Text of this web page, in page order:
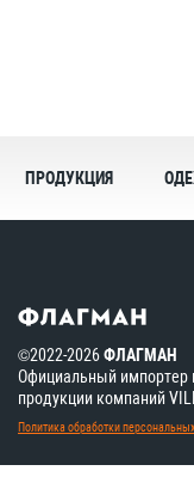
ПРОДУКЦИЯ
©2022-2026ФЛАГМАН
Официальный импортер
продукции компаний
Политика обработки